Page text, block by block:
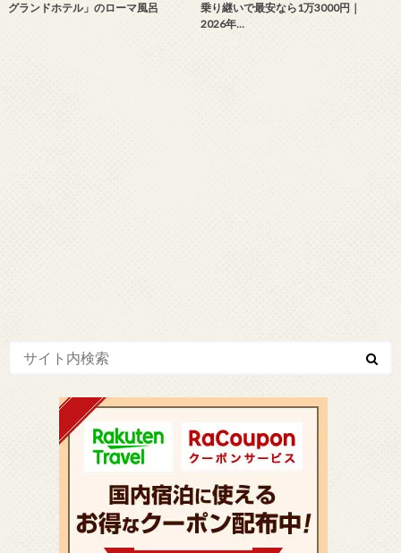
グランドホテル」のローマ風呂
乗り継いで最安なら1万3000円｜
2026年…